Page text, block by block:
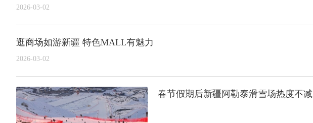
2026-03-02
逛商场如游新疆 特色MALL有魅力
2026-03-02
春节假期后新疆阿勒泰滑雪场热度不减